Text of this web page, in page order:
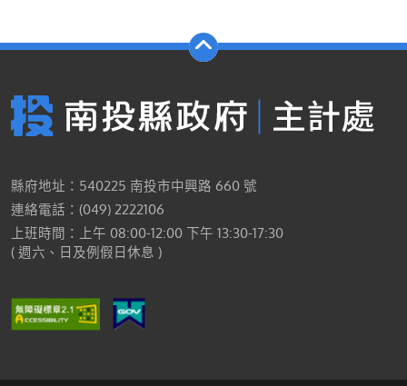
縣府地址：540225 南投市中興路 660 號
連絡電話：(049) 2222106
上班時間：上午 08:00-12:00 下午 13:30-17:30
( 週六、日及例假日休息 )